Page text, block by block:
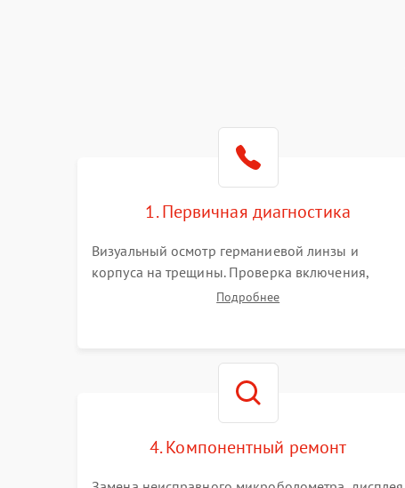
1. Первичная диагностика
Визуальный осмотр германиевой линзы и
корпуса на трещины. Проверка включения,
реакции кнопок и разъемов зарядки. Оценка
Подробнее
4. Компонентный ремонт